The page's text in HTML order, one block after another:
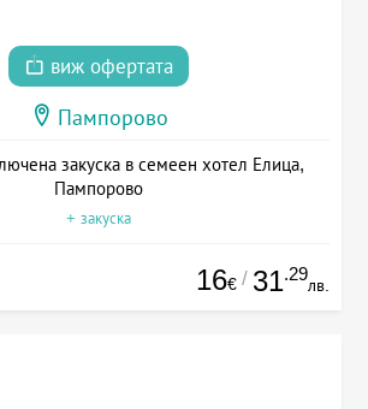
виж офертата
Пампорово
закуска в семеен хотел Елица,
Пампорово
+ закуска
16€ / 31.29
лв.